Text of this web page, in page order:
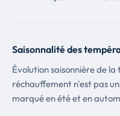
Saisonnalité des
Évolution saisonnière de
réchauffement n'est pas
marqué en été et en